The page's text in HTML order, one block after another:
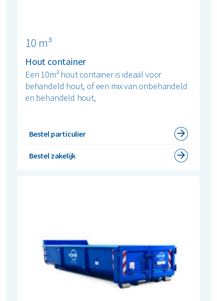
10 m³
Hout container
Een 10m³ hout container is ideaal voor
behandeld hout, of een mix van onbehandeld
en behandeld hout,
Bestel particulier
Bestel zakelijk